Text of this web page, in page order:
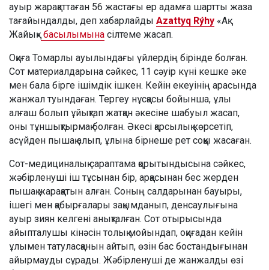
ауыр жарақаттаған 56 жастағы ер адамға шартты жаза
тағайындалды, деп хабарлайды Azattyq Rýhy «Ақ
Жайық»басылымына сілтеме жасап.
Оқиға Томарлы ауылындағы үйлердің бірінде болған.
Сот материалдарына сәйкес, 11 сәуір күні кешке әке
мен бала бірге ішімдік ішкен. Кейін екеуінің арасында
жанжал туындаған. Тергеу нұсқасы бойынша, ұлы
алғаш болып ұйықтап жатқан әкесіне шабуыл жасап,
оны тұншықтырмақ болған. Әкесі қарсылық көрсетіп,
асүйден пышақ алып, ұлына бірнеше рет соққы жасаған.
Сот-медициналық сараптама қорытындысына сәйкес,
жәбірленуші іш тұсынан бір, арқасынан бес жерден
пышақ жарақатын алған. Соның салдарынан бауыры,
ішегі мен қабырғалары зақымданып, денсаулығына
ауыр зиян келгені анықталған. Сот отырысында
айыпталушы кінәсін толық мойындап, оқиғадан кейін
ұлымен татуласқанын айтып, өзін бас бостандығынан
айырмауды сұрады. Жәбірленуші де жанжалды өзі